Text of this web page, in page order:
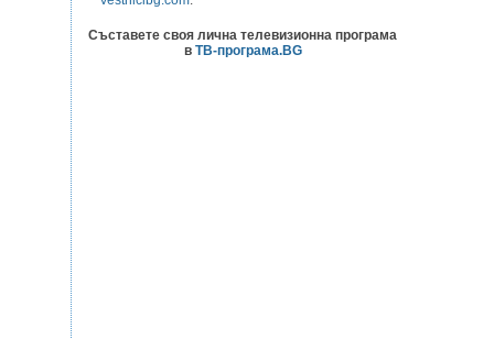
Съставете своя лична телевизионна програма
в ТВ-програма.BG